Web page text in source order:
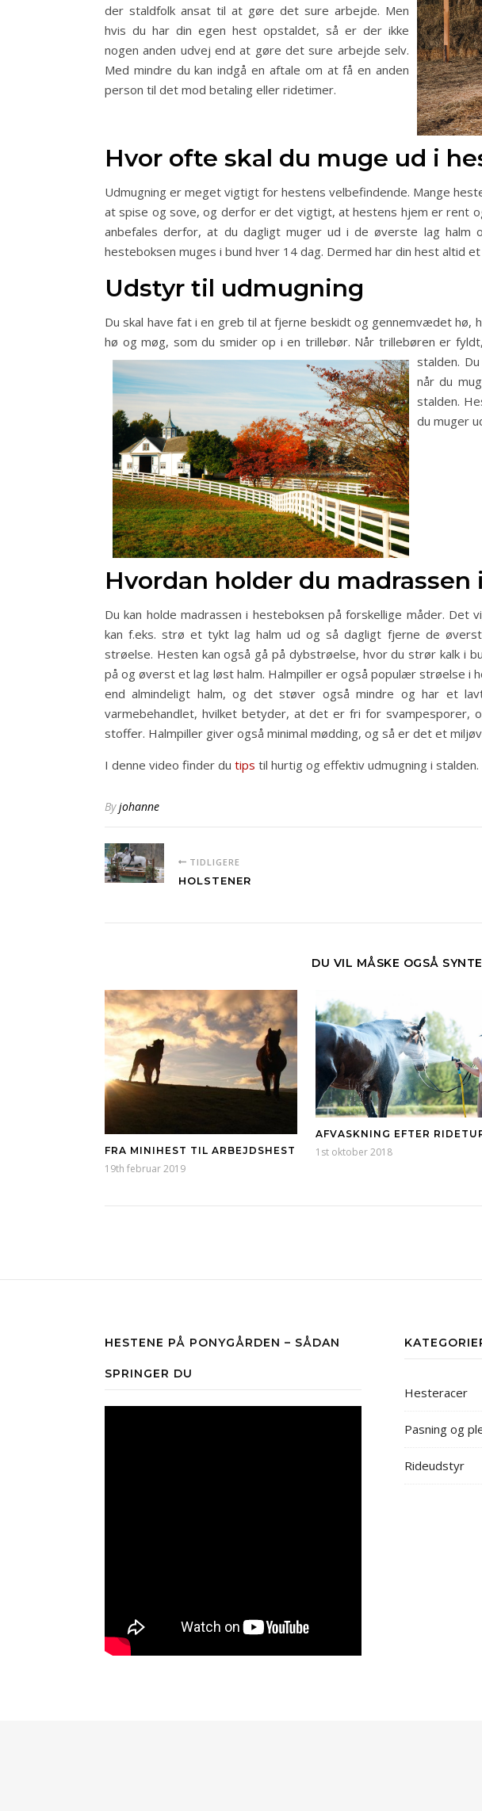
der staldfolk ansat til at gøre det sure arbejde. Men
hvis du har din egen hest opstaldet, så er der ikke
nogen anden udvej end at gøre det sure arbejde selv.
Med mindre du kan indgå en aftale om at få en anden
person til det mod betaling eller ridetimer.
Hvor ofte skal du muge ud i
Udmugning er meget vigtigt for hestens velbefindende. Mange
at spise og sove, og derfor er det vigtigt, at hestens hjem er rent
anbefales derfor, at du dagligt muger ud i de øverste lag halm
hesteboksen muges i bund hver 14 dag. Dermed har din hest altid
Udstyr til udmugning
Du skal have fat i en greb til at fjerne beskidt og gennemvædet hø,
hø og møg, som du smider op i en trillebør. Når trillebøren er
stalden.
når du
stalden.
du muger
Hvordan holder du madrassen
Du kan holde madrassen i hesteboksen på forskellige måder.
kan f.eks. strø et tykt lag halm ud og så dagligt fjerne de
strøelse. Hesten kan også gå på dybstrøelse, hvor du strør kalk i
på og øverst et lag løst halm. Halmpiller er også populær strøelse i
end almindeligt halm, og det støver også mindre og har et lavt
varmebehandlet, hvilket betyder, at det er fri for svampesporer,
stoffer. Halmpiller giver også minimal mødding, og så er det et
I denne video finder du tips til hurtig og effektiv udmugning i stalden.
Byjohanne
TIDLIGERE
HOLSTENER
DU VIL MÅSKE OGSÅ
FRA MINIHEST TIL ARBEJDSHEST
19th februar 2019
AFVASKNING EFTER
1st oktober 2018
HESTENE PÅ PONYGÅRDEN – SÅDAN
SPRINGER DU
Hesteracer
Pasning og
Rideudstyr